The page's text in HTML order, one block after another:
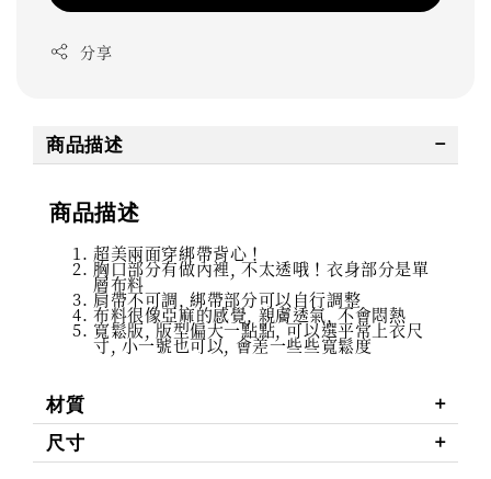
分享
商品描述
商品描述
超美兩面穿綁帶背心！
胸口部分有做內裡, 不太透哦！衣身部分是單
層布料
肩帶不可調, 綁帶部分可以自行調整
布料很像亞麻的感覺, 親膚透氣, 不會悶熱
寬鬆版, 版型偏大一點點, 可以選平常上衣尺
寸, 小一號也可以, 會差一些些寬鬆度
材質
尺寸